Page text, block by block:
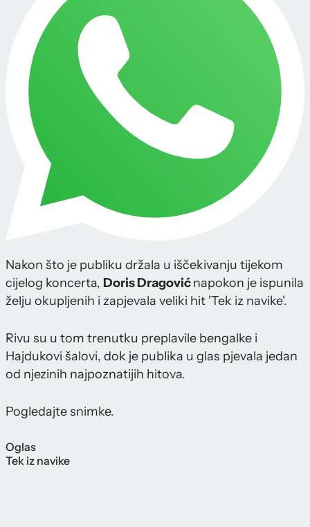
Nakon što je publiku držala u iščekivanju tijekom
cijelog koncerta, Doris Dragovićnapokon je ispunila
želju okupljenih i zapjevala veliki hit 'Tek iz navike'.
Rivu su u tom trenutku preplavile bengalke i
Hajdukovi šalovi, dok je publika u glas pjevala jedan
od njezinih najpoznatijih hitova.
Pogledajte snimke.
Oglas
Tek iz navike